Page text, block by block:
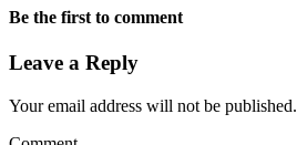
Be the first to comment
Leave a Reply
Your email address will not be published.